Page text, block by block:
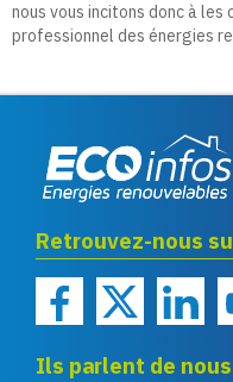
nous vous incitons donc à
professionnel des énergies
renouvelables
Retrouvez-nous
Ils parlent de